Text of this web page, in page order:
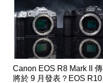
Canon EOS R8 Mark II 傳
將於 9 月發表？EOS R10